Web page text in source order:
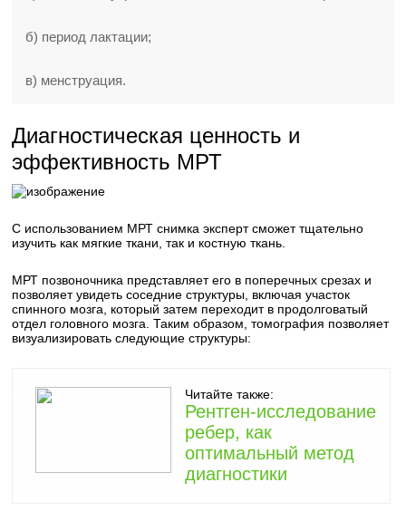
б) период лактации;
в) менструация.
Диагностическая ценность и
эффективность МРТ
С использованием МРТ снимка эксперт сможет тщательно
изучить как мягкие ткани, так и костную ткань.
МРТ позвоночника представляет его в поперечных срезах и
позволяет увидеть соседние структуры, включая участок
спинного мозга, который затем переходит в продолговатый
отдел головного мозга. Таким образом, томография позволяет
визуализировать следующие структуры:
Читайте также:
Рентген-исследование
ребер, как
оптимальный метод
диагностики